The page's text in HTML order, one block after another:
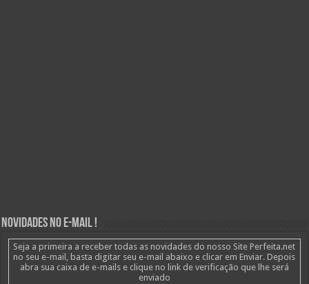
Novidades no E-mail !
Seja a primeira a receber todas as novidades do nosso Site Perfeita.net
no seu e-mail, basta digitar seu e-mail abaixo e clicar em Enviar. Depois
abra sua caixa de e-mails e clique no link de verificação que lhe será
enviado